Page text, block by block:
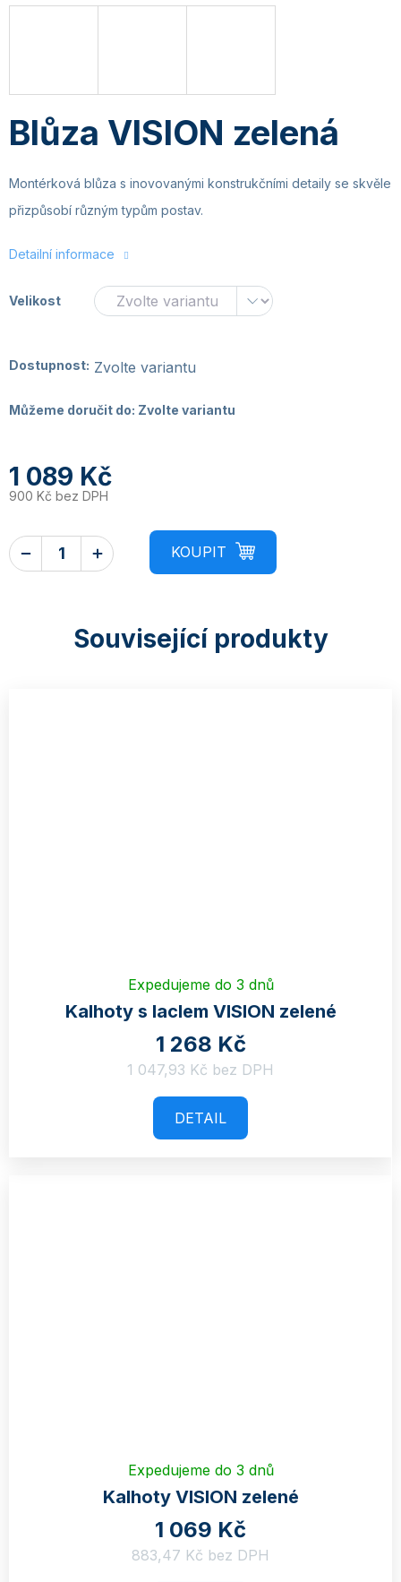
Blůza VISION zelená
Montérková blůza s inovovanými konstrukčními detaily se skvěle
přizpůsobí různým typům postav.
Detailní informace
Velikost
Dostupnost: Zvolte variantu
Můžeme doručit do: Zvolte variantu
1 089 Kč
900 Kč bez DPH
Související produkty
Expedujeme do 3 dnů
Kalhoty s laclem VISION zelené
1 268 Kč
1 047,93 Kč bez DPH
DETAIL
Expedujeme do 3 dnů
Kalhoty VISION zelené
1 069 Kč
883,47 Kč bez DPH